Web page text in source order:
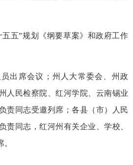
五”规划《纲要草案》和政府工作
出席会议；州人大常委会、州政
人民检察院、红河学院、云南锡业
责同志受邀列席；各县（市）人民
责同志，红河州有关企业、学校、